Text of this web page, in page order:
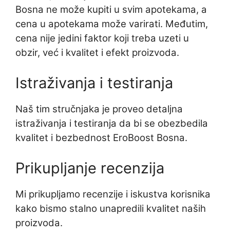
Bosna ne može kupiti u svim apotekama, a
cena u apotekama može varirati. Međutim,
cena nije jedini faktor koji treba uzeti u
obzir, već i kvalitet i efekt proizvoda.
Istraživanja i testiranja
Naš tim stručnjaka je proveo detaljna
istraživanja i testiranja da bi se obezbedila
kvalitet i bezbednost EroBoost Bosna.
Prikupljanje recenzija
Mi prikupljamo recenzije i iskustva korisnika
kako bismo stalno unapredili kvalitet naših
proizvoda.